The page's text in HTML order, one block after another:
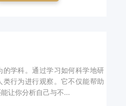
学科。通过学习如何科学地研
行为进行观察。它不仅能帮助
让你分析自己与不...